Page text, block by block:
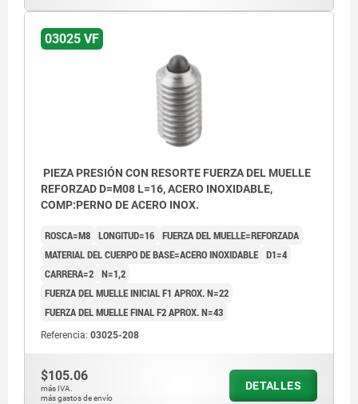
03025 VF
PIEZA PRESIÓN CON RESORTE FUERZA DEL MUELLE
REFORZAD D=M08 L=16, ACERO INOXIDABLE,
COMP:PERNO DE ACERO INOX.
ROSCA=M8 LONGITUD=16 FUERZA DEL MUELLE=REFORZADA
MATERIAL DEL CUERPO DE BASE=ACERO INOXIDABLE D1=4
CARRERA=2 N=1,2
FUERZA DEL MUELLE INICIAL F1 APROX. N=22
FUERZA DEL MUELLE FINAL F2 APROX. N=43
Referencia: 03025-208
$105.06
más IVA.
más gastos de envío
DETALLES